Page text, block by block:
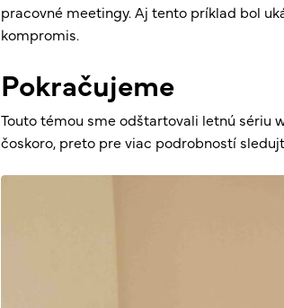
pracovné meetingy. Aj tento príklad bol
kompromis.
Pokračujeme
Touto témou sme odštartovali letnú sériu
čoskoro, preto pre viac podrobností